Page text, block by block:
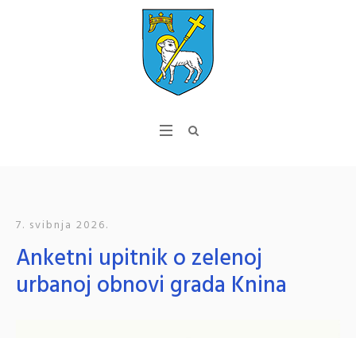
7. svibnja 2026.
Anketni upitnik o zelenoj
urbanoj obnovi grada Knina